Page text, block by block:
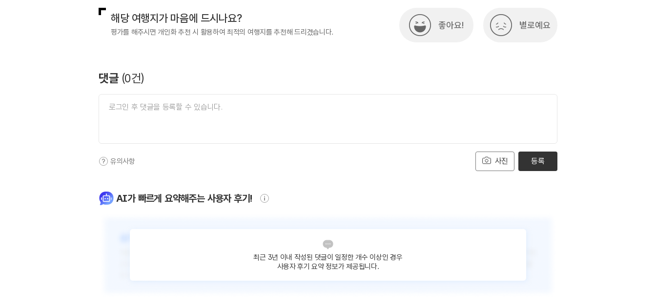
해당 여행지가 마음에 드시나요?
평가를 해주시면 개인화 추천 시 활용하여 최적의 여행지를 추천해 드리겠습니다.
좋아요! 별로예요
댓글 (0건)
사진
유의사항 등록
AI가 빠르게 요약해주는 사용자 후기!
최근 3년 이내 작성된 댓글이 일정한 개수 이상인 경우
사용자 후기 요약 정보가 제공됩니다.